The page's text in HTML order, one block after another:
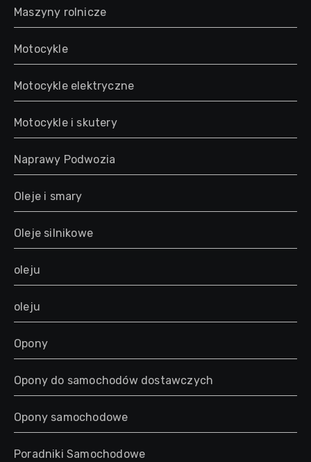
Maszyny rolnicze
Motocykle
Motocykle elektryczne
Motocykle i skutery
Naprawy Podwozia
Oleje i smary
Oleje silnikowe
oleju
oleju
Opony
Opony do samochodów dostawczych
Opony samochodowe
Poradniki Samochodowe